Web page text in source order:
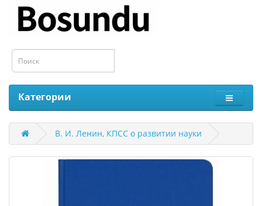
Категории
В. И. Ленин, КПСС о развитии науки